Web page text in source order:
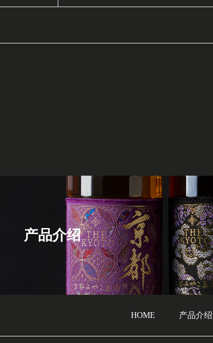
产品介绍
HOME 产品介绍